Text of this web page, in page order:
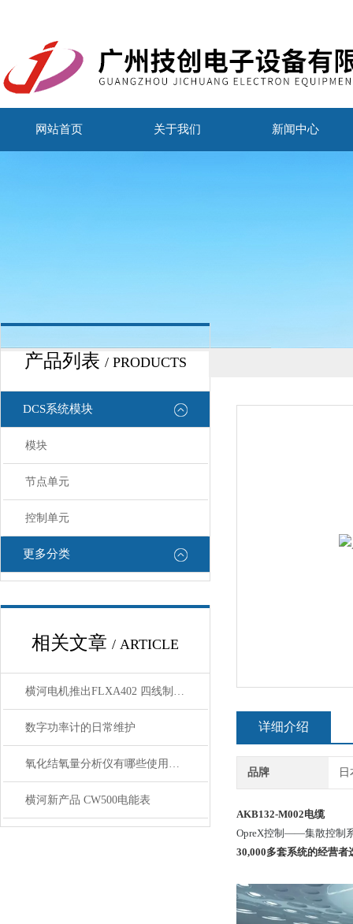
网站首页 关于我们 新闻中心
产品列表 / PRODUCTS
DCS系统模块
模块
节点单元
控制单元
更多分类
相关文章 / ARTICLE
横河电机推出FLXA402 四线制液体分析仪和SA11 SENCOM™智能适配器
数字功率计的日常维护
氧化结氧量分析仪有哪些使用注意事项
横河新产品 CW500电能表
详细介绍
品牌
AKB132-M002电缆
OpreX控制——集散控制
30,000多套系统的经营